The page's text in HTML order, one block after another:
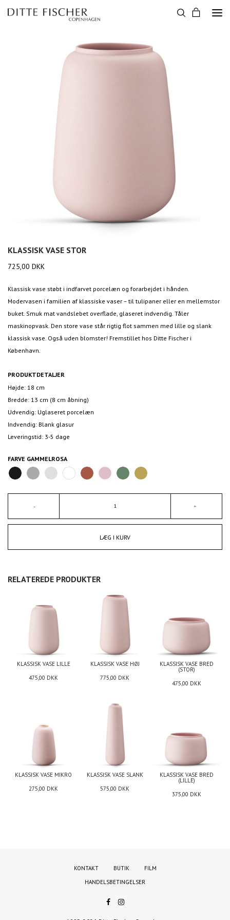
KLASSISK VASE STOR
725,00 DKK
Klassisk vase støbt i indfarvet porcelæn og forarbejdet i hånden.
Modervasen i familien af klassiske vaser – til tulipaner eller en mellemstor
buket. Smuk mat vandslebet overflade, glaseret indvendig. Tåler
maskinopvask. Den store vase står rigtig flot sammen med lille og slank
klassisk vase. Også uden blomster! Fremstillet hos Ditte Fischer i
København.
PRODUKTDETALJER
Højde: 18 cm
Bredde: 13 cm (8 cm åbning)
Udvendig: Uglaseret porcelæn
Indvendig: Blank glasur
Leveringstid: 3-5 dage
FARVE GAMMELROSA
LÆG I KURV
RELATEREDE PRODUKTER
KLASSISK VASE LILLE
475,00 DKK
KLASSISK VASE HØJ
775,00 DKK
KLASSISK VASE BRED
(STOR)
475,00 DKK
KLASSISK VASE MIKRO
275,00 DKK
KLASSISK VASE SLANK
575,00 DKK
KLASSISK VASE BRED
(LILLE)
375,00 DKK
KONTAKT BUTIK
FILM
HANDELSBETINGELSER